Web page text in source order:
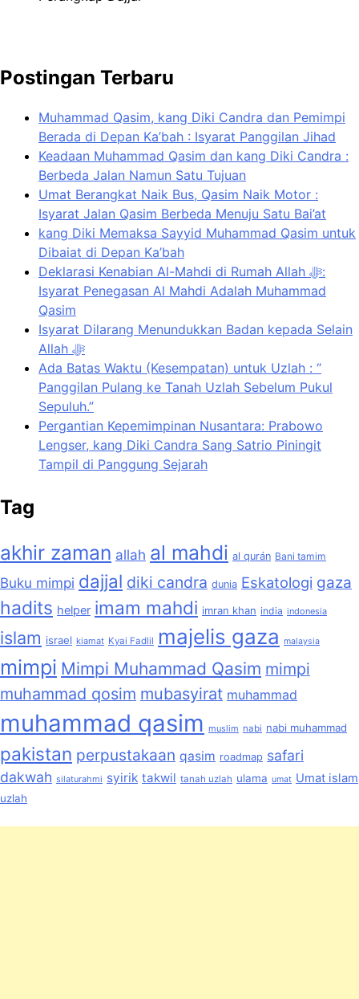
Postingan Terbaru
Muhammad Qasim, kang Diki Candra dan Pemimpi
Berada di Depan Ka’bah : Isyarat Panggilan Jihad
Keadaan Muhammad Qasim dan kang Diki Candra :
Berbeda Jalan Namun Satu Tujuan
Umat Berangkat Naik Bus, Qasim Naik Motor :
Isyarat Jalan Qasim Berbeda Menuju Satu Bai’at
kang Diki Memaksa Sayyid Muhammad Qasim untuk
Dibaiat di Depan Ka’bah
Deklarasi Kenabian Al-Mahdi di Rumah Allah ﷻ:
Isyarat Penegasan Al Mahdi Adalah Muhammad
Qasim
Isyarat Dilarang Menundukkan Badan kepada Selain
Allah ﷻ
Ada Batas Waktu (Kesempatan) untuk Uzlah : “
Panggilan Pulang ke Tanah Uzlah Sebelum Pukul
Sepuluh.”
Pergantian Kepemimpinan Nusantara: Prabowo
Lengser, kang Diki Candra Sang Satrio Piningit
Tampil di Panggung Sejarah
Tag
akhir zaman allah al mahdi al qurán Bani tamim
Buku mimpi dajjal diki candra dunia Eskatologi gaza
hadits helper imam mahdi imran khan india indonesia
islam israel kiamat Kyai Fadlil majelis gaza malaysia
mimpi Mimpi Muhammad Qasim mimpi
muhammad qosim mubasyirat muhammad
muhammad qasim muslim nabi nabi muhammad
pakistan perpustakaan qasim roadmap safari
dakwah silaturahmi syirik takwil tanah uzlah ulama umat Umat islam
uzlah